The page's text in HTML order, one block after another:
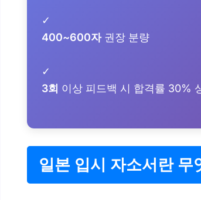
✓
400~600자권장 분량
✓
3회 이상 피드백 시 합격률 30%
일본 입시 자소서란 무